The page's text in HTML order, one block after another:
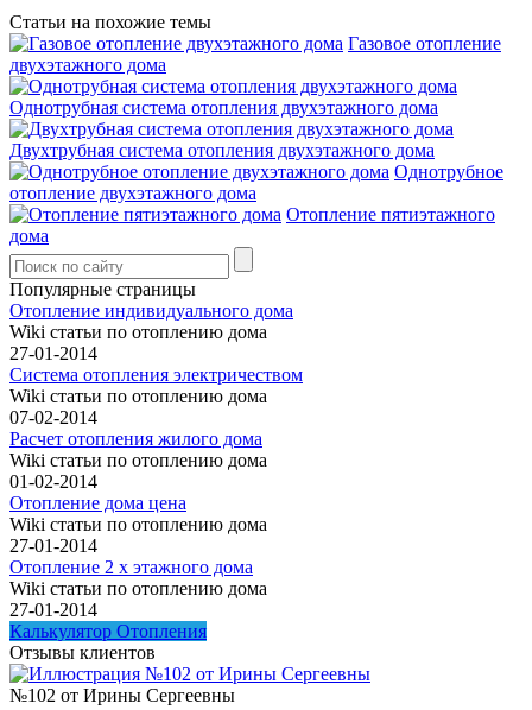
Статьи на похожие темы
Газовое отопление
двухэтажного дома
Однотрубная система отопления двухэтажного дома
Двухтрубная система отопления двухэтажного дома
Однотрубное
отопление двухэтажного дома
Отопление пятиэтажного
дома
Популярные страницы
Отопление индивидуального дома
Wiki статьи по отоплению дома
27-01-2014
Система отопления электричеством
Wiki статьи по отоплению дома
07-02-2014
Расчет отопления жилого дома
Wiki статьи по отоплению дома
01-02-2014
Отопление дома цена
Wiki статьи по отоплению дома
27-01-2014
Отопление 2 х этажного дома
Wiki статьи по отоплению дома
27-01-2014
Калькулятор Отопления
Отзывы клиентов
№102 от Ирины Сергеевны